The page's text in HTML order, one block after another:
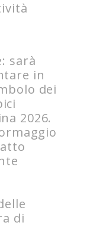
sarà
in
dei
2026.
di